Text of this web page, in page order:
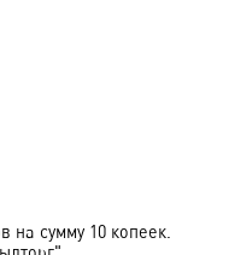
на сумму 10 копеек.